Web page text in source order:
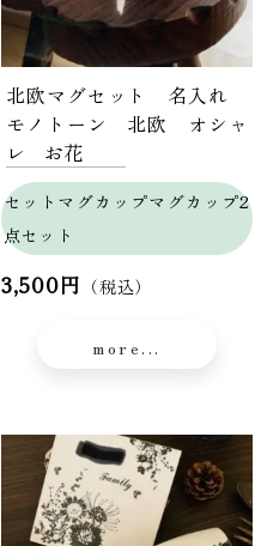
北欧マグセット 名入れ
モノトーン 北欧 オシャ
レ お花
セットマグカップマグカップ2
点セット
3,500円 （税込）
more...